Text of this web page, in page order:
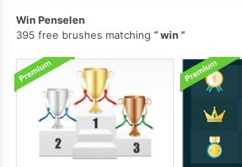
Win Penselen
395 free brushes matching
win